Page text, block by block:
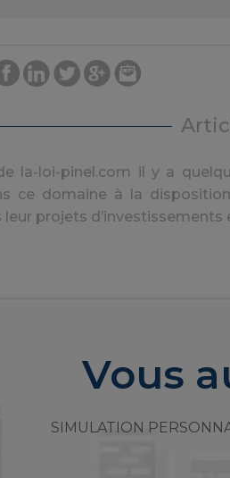
la-loi-pinel.com il y a
ce domaine à la
projets d’investissements
Vous
SIMULATION